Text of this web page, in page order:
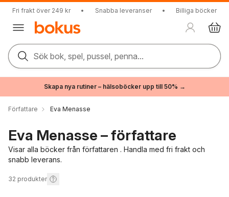
Fri frakt över 249 kr • Snabba leveranser • Billiga böcker
Sök bok, spel, pussel, penna...
Skapa nya rutiner – hälsoböcker upp till 50% →
Författare Eva Menasse
Eva Menasse – författare
Visar alla böcker från författaren . Handla med fri frakt och
snabb leverans.
32 produkter